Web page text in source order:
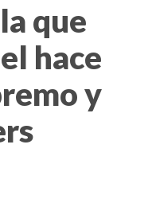
que
hace
y